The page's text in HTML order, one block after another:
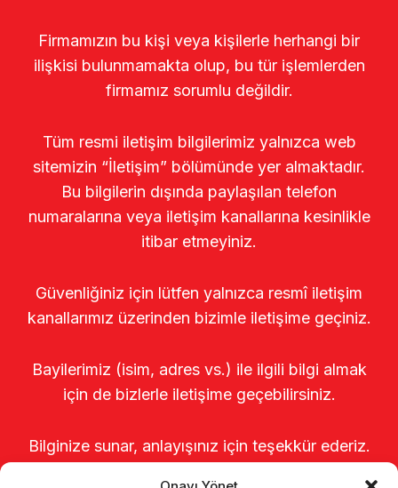
Firmamızın bu kişi veya kişilerle herhangi bir
ilişkisi bulunmamakta olup, bu tür işlemlerden
firmamız sorumlu değildir.
Tüm resmi iletişim bilgilerimiz yalnızca web
sitemizin “İletişim” bölümünde yer almaktadır.
Bu bilgilerin dışında paylaşılan telefon
numaralarına veya iletişim kanallarına kesinlikle
itibar etmeyiniz.
Güvenliğiniz için lütfen yalnızca resmî iletişim
kanallarımız üzerinden bizimle iletişime geçiniz.
Bayilerimiz (isim, adres vs.) ile ilgili bilgi almak
için de bizlerle iletişime geçebilirsiniz.
Bilginize sunar, anlayışınız için teşekkür ederiz.